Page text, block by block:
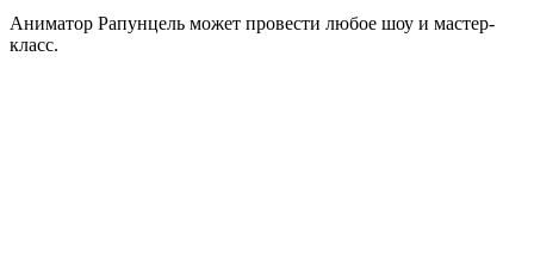
Аниматор Рапунцель может провести любое шоу и мастер-
класс.